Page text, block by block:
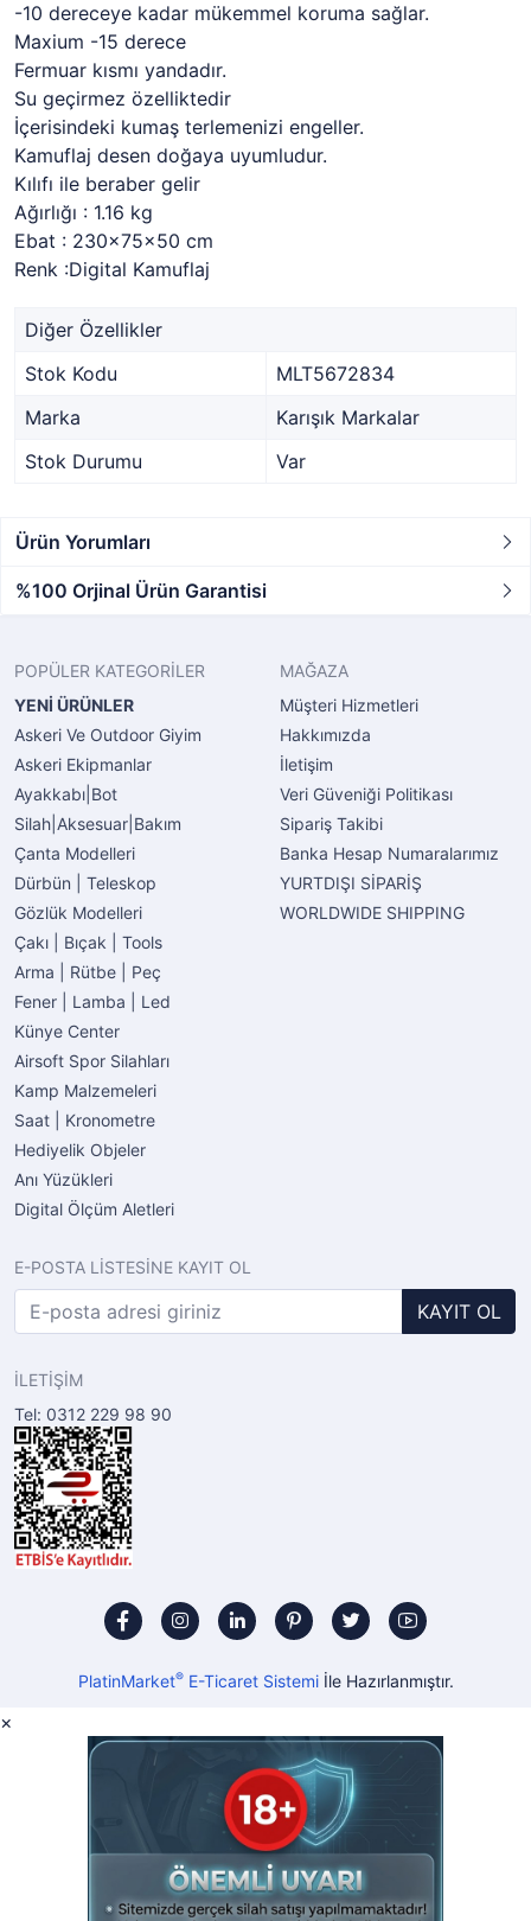
-10 dereceye kadar mükemmel koruma sağlar.
Maxium -15 derece
Fermuar kısmı yandadır.
Su geçirmez özelliktedir
İçerisindeki kumaş terlemenizi engeller.
Kamuflaj desen doğaya uyumludur.
Kılıfı ile beraber gelir
Ağırlığı : 1.16 kg
Ebat : 230x75x50 cm
Renk :Digital Kamuflaj
Diğer Özellikler
Stok Kodu
MLT5672834
Marka
Karışık Markalar
Stok Durumu
Var
Ürün Yorumları
%100 Orjinal Ürün Garantisi
POPÜLER KATEGORİLER
YENİ ÜRÜNLER
Askeri Ve Outdoor Giyim
Askeri Ekipmanlar
Ayakkabı|Bot
Silah|Aksesuar|Bakım
Çanta Modelleri
Dürbün | Teleskop
Gözlük Modelleri
Çakı | Bıçak | Tools
Arma | Rütbe | Peç
Fener | Lamba | Led
Künye Center
Airsoft Spor Silahları
Kamp Malzemeleri
Saat | Kronometre
Hediyelik Objeler
Anı Yüzükleri
Digital Ölçüm Aletleri
MAĞAZA
Müşteri Hizmetleri
Hakkımızda
İletişim
Veri Güveniği Politikası
Sipariş Takibi
Banka Hesap Numaralarımız
YURTDIŞI SİPARİŞ
WORLDWIDE SHIPPING
E-POSTA LİSTESİNE KAYIT OL
KAYIT OL
İLETİŞİM
Tel: 0312 229 98 90
PlatinMarket®E-Ticaret Sistemiİle Hazırlanmıştır.
×